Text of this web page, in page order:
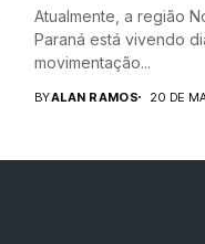
Atualmente, a região
Paraná está vivendo
movimentação...
BYALAN RAMOS 20 DE